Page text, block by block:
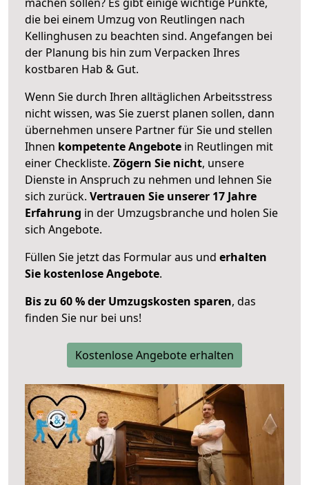
die bei einem Umzug von Reutlingen nach
Kellinghusen zu beachten sind. Angefangen bei
der Planung bis hin zum Verpacken Ihres
kostbaren Hab & Gut.
Wenn Sie durch Ihren alltäglichen Arbeitsstress
nicht wissen, was Sie zuerst planen sollen, dann
übernehmen unsere Partner für Sie und stellen
Ihnen kompetente Angebote in Reutlingen mit
einer Checkliste. Zögern Sie nicht, unsere
Dienste in Anspruch zu nehmen und lehnen Sie
sich zurück. Vertrauen Sie unserer 17 Jahre
Erfahrung in der Umzugsbranche und holen Sie
sich Angebote.
Füllen Sie jetzt das Formular aus und erhalten
Sie kostenlose Angebote.
Bis zu 60 % der Umzugskosten sparen, das
finden Sie nur bei uns!
Kostenlose Angebote erhalten